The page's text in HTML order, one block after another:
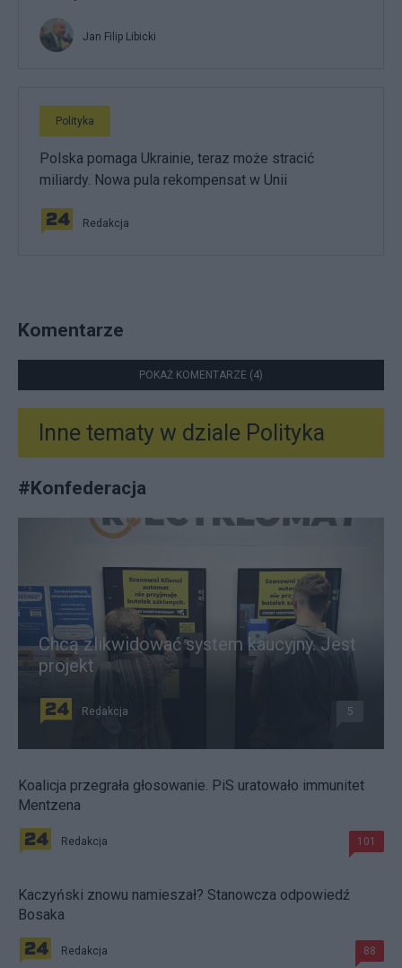
Jan Filip Libicki
Polityka
Polska pomaga Ukrainie, teraz może stracić
miliardy. Nowa pula rekompensat w Unii
Redakcja
Komentarze
POKAŻ KOMENTARZE (4)
Inne tematy w dziale Polityka
#Konfederacja
Chcą zlikwidować system kaucyjny. Jest
projekt
Redakcja 5
Koalicja przegrała głosowanie. PiS uratowało immunitet
Mentzena
Redakcja 101
Kaczyński znowu namieszał? Stanowcza odpowiedź
Bosaka
Redakcja 88